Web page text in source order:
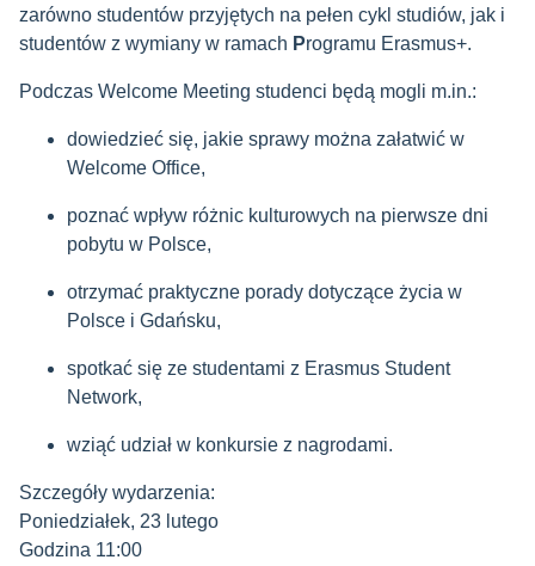
zarówno studentów przyjętych na pełen cykl studiów, jak i
studentów z wymiany w ramach Programu Erasmus+.
Podczas Welcome Meeting studenci będą mogli m.in.:
dowiedzieć się, jakie sprawy można załatwić w
Welcome Office,
poznać wpływ różnic kulturowych na pierwsze dni
pobytu w Polsce,
otrzymać praktyczne porady dotyczące życia w
Polsce i Gdańsku,
spotkać się ze studentami z Erasmus Student
Network,
wziąć udział w konkursie z nagrodami.
Szczegóły wydarzenia:
Poniedziałek, 23 lutego
Godzina 11:00